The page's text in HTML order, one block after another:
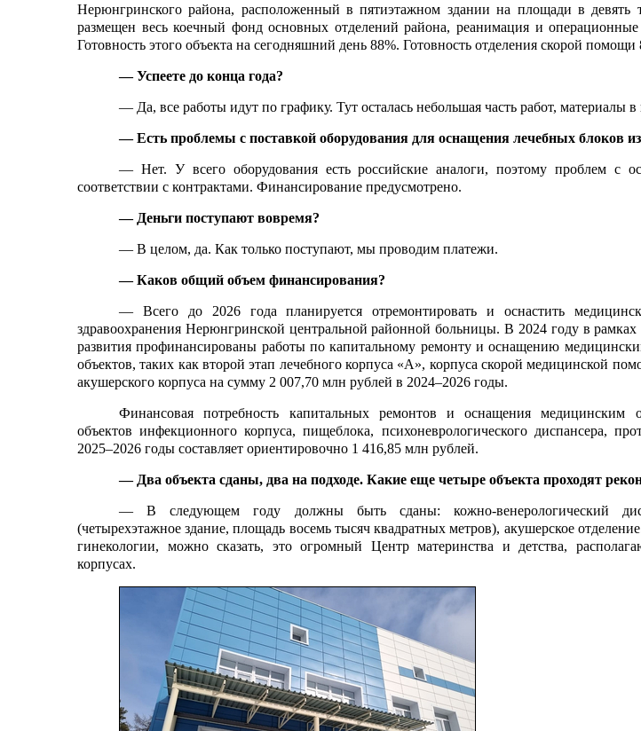
Нерюнгринского района, расположенный в пятиэтажном здании на площади в девять
размещен весь коечный фонд основных отделений района, реанимация и
Готовность этого объекта на сегодняшний день 88%. Готовность отделения скорой
— Успеете до конца года?
— Да, все работы идут по графику. Тут осталась небольшая часть работ, материалы
— Есть проблемы с поставкой оборудования для оснащения лечебных блоков
— Нет. У всего оборудования есть российские аналоги, поэтому проблем с
соответствии с контрактами. Финансирование предусмотрено.
— Деньги поступают вовремя?
— В целом, да. Как только поступают, мы проводим платежи.
— Каков общий объем финансирования?
— Всего до 2026 года планируется отремонтировать и оснастить
здравоохранения Нерюнгринской центральной районной больницы. В 2024 году в рамках
развития профинансированы работы по капитальному ремонту и оснащению
объектов, таких как второй этап лечебного корпуса «А», корпуса скорой медицинской
акушерского корпуса на сумму 2 007,70 млн рублей в 2024–2026 годы.
Финансовая потребность капитальных ремонтов и оснащения медицинским
объектов инфекционного корпуса, пищеблока, психоневрологического диспансера,
2025–2026 годы составляет ориентировочно 1 416,85 млн руб­лей.
— Два объекта сданы, два на подходе. Какие еще четыре объекта проходят
— В следующем году должны быть сданы: кожно-венерологический
(четырехэтажное здание, площадь восемь тысяч квадратных метров), акушерское
гинекологии, можно сказать, это огромный Центр материнства и детства,
корпусах.